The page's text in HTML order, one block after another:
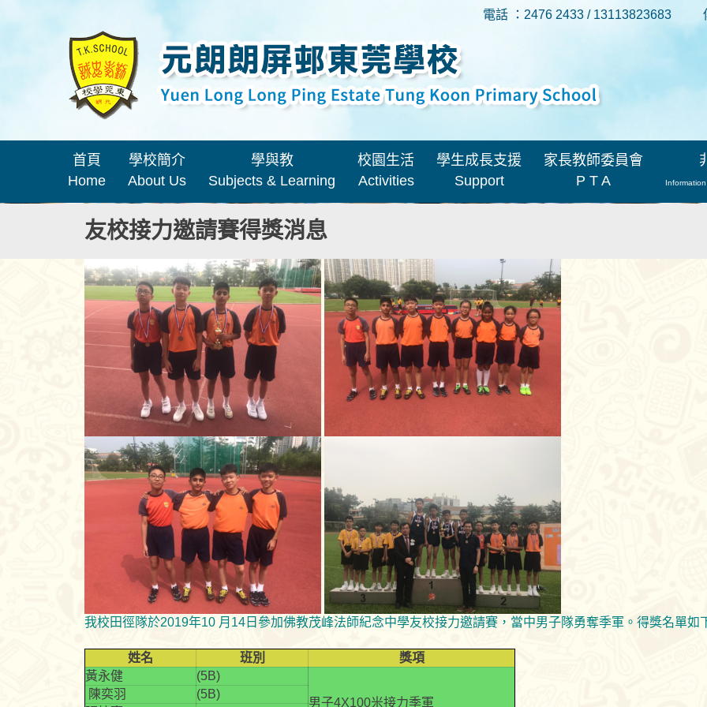
電話 ：2476 2433 / 13113823683
首頁
Home
學校簡介
About Us
學與教
Subjects & Learning
校園生活
Activities
學生成長支援
Support
家長教師委員會
P T A
友校接力邀請賽得獎消息
我校田徑隊於2019年10 月14日參加佛教茂峰法師紀念中學友校接力邀請賽，當中男子隊勇奪季軍。得獎名單如
姓名 班別
獎項
黃永健
(5B)
男子4X100米接力季軍
陳奕羽
(5B)